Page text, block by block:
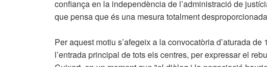
confiança en la independència de l’administració de
que pensa que és una mesura totalment
Per aquest motiu s’afegeix a la convocatòria d’aturada
l’entrada principal de tots els centres, per expressar el